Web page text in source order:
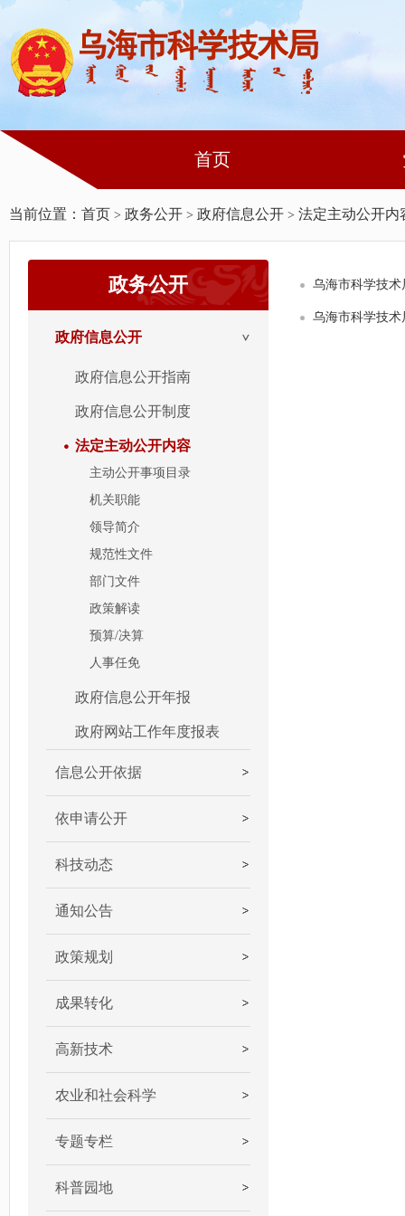
首页
当前位置： 首页 > 政务公开 > 政府信息公开 > 法定主动公开内
政务公开
政府信息公开
政府信息公开指南
政府信息公开制度
法定主动公开内容
主动公开事项目录
机关职能
领导简介
规范性文件
部门文件
政策解读
预算/决算
人事任免
政府信息公开年报
政府网站工作年度报表
信息公开依据
依申请公开
科技动态
通知公告
政策规划
成果转化
高新技术
农业和社会科学
专题专栏
科普园地
乌海市科学技
乌海市科学技